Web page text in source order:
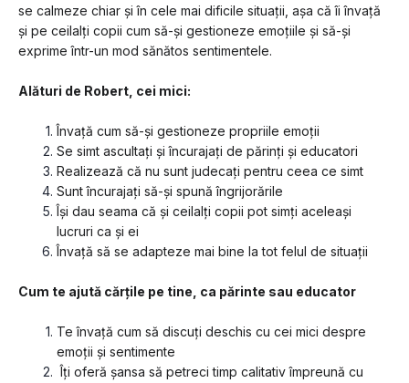
se calmeze chiar și în cele mai dificile situații, așa că îi învață
și pe ceilalți copii cum să-și gestioneze emoțiile și să-și
exprime într-un mod sănătos sentimentele.
Alături de Robert, cei mici:
Învață cum să-și gestioneze propriile emoții
Se simt ascultați și încurajați de părinți și educatori
Realizează că nu sunt judecați pentru ceea ce simt
Sunt încurajați să-și spună îngrijorările
Își dau seama că și ceilalți copii pot simți aceleași
lucruri ca și ei
Învață să se adapteze mai bine la tot felul de situații
Cum te ajută cărțile pe tine, ca părinte sau educator
Te învață cum să discuți deschis cu cei mici despre
emoții și sentimente
Îți oferă șansa să petreci timp calitativ împreună cu